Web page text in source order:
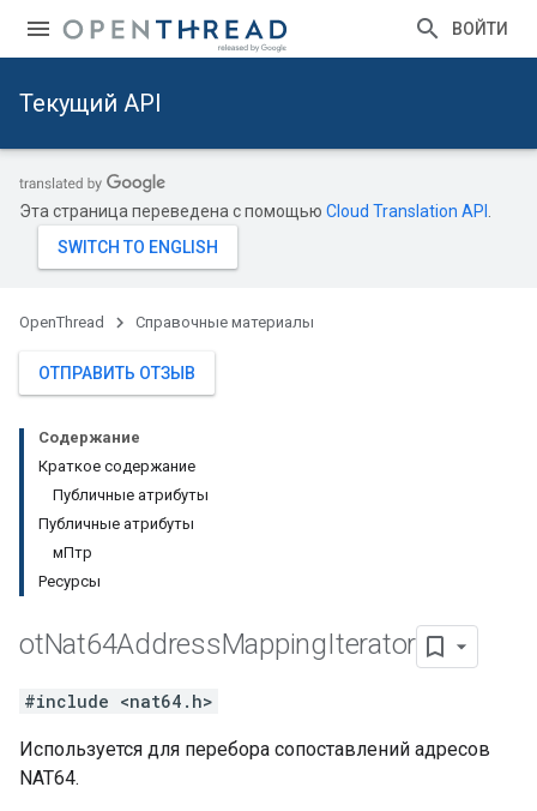
ВОЙТИ
Текущий API
Эта страница переведена с помощью Cloud Translation API
OpenThread Справочные материалы
ОТПРАВИТЬ ОТЗЫВ
Содержание
Краткое содержание
Публичные атрибуты
Публичные атрибуты
мПтр
Ресурсы
otNat64AddressMappingIterator
#include <nat64.h>
Используется для перебора сопоставлений адресов
NAT64.